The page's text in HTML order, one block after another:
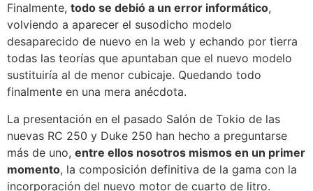
Finalmente, todo se debió a un error informático,
volviendo a aparecer el susodicho modelo
desaparecido de nuevo en la web y echando por tierra
todas las teorías que apuntaban que el nuevo modelo
sustituiría al de menor cubicaje. Quedando todo
finalmente en una mera anécdota.
La presentación en el pasado Salón de Tokio de las
nuevas RC 250 y Duke 250 han hecho a preguntarse
más de uno, entre ellos nosotros mismos en un primer
momento, la composición definitiva de la gama con la
incorporación del nuevo motor de cuarto de litro.